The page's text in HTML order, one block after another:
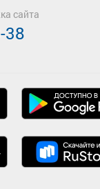
сайта
38